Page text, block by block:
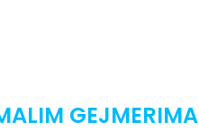
GEJMERIMA